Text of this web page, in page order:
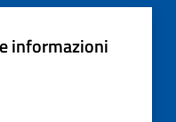
informazioni